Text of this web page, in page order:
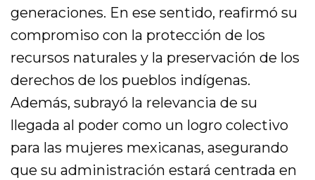
generaciones. En ese sentido, reafirmó su
compromiso con la protección de los
recursos naturales y la preservación de los
derechos de los pueblos indígenas.
Además, subrayó la relevancia de su
llegada al poder como un logro colectivo
para las mujeres mexicanas, asegurando
que su administración estará centrada en